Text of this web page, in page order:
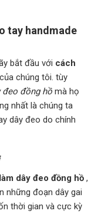
tay handmade
bắt đầu với cách
chúng tôi. tùy
đeo đồng hồ mà họ
nhất là chúng ta
dây đeo do chính
dây đeo đồng hồ ,
những đoạn dây gai
thời gian và cực kỳ